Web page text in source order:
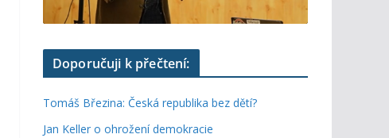
Doporučuji k přečtení:
Tomáš Březina: Česká republika bez dětí?
Jan Keller o ohrožení demokracie